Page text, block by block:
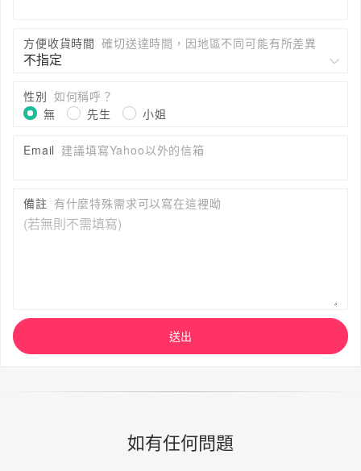
方便收貨時間 確切送達時間，因地區不同可能有所差異
性別 如何稱呼？
無
先生 小姐
Email 建議填寫Yahoo以外的信箱
備註 有什麼特殊需求可以寫在這裡呦
送出
如有任何問題